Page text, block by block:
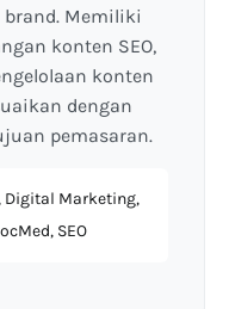
Memiliki
konten SEO,
konten
dengan
pemasaran.
Digital Marketing,
SEO